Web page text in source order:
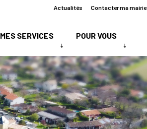
Actualités Contacter ma mairie
MES SERVICES POUR VOUS